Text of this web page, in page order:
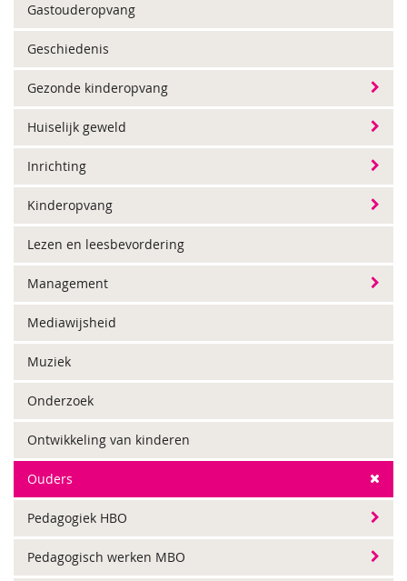
Gastouderopvang
Geschiedenis
Gezonde kinderopvang
Huiselijk geweld
Inrichting
Kinderopvang
Lezen en leesbevordering
Management
Mediawijsheid
Muziek
Onderzoek
Ontwikkeling van kinderen
Ouders
Pedagogiek HBO
Pedagogisch werken MBO